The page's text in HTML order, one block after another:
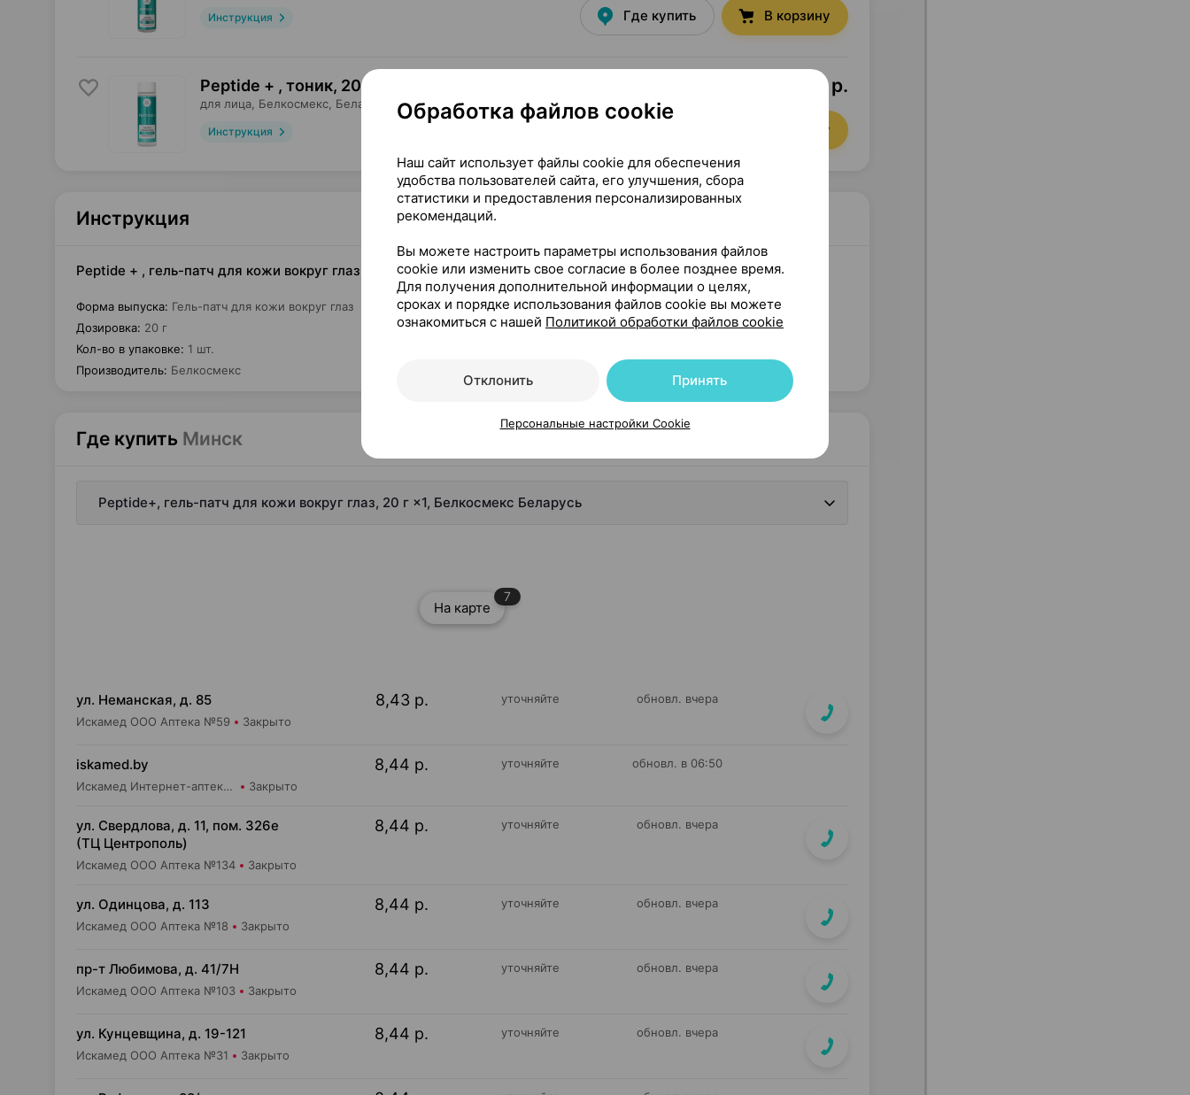
Инструкция Где купить В корзину
Peptide + , тоник, 200 мл
для лица, Белкосмекс , Беларусь •без рецепта
Инструкция
7,20 — 8,01 р.
В корзину
Инструкция
Peptide + , гель-патч для кожи вокруг глаз, 20 г ×1, Белкосмекс Беларусь
Форма выпуска: Гель-патч для кожи вокруг глаз
Дозировка: 20 г
Кол-во в упаковке: 1 шт.
Производитель: Белкосмекс
Где купить Минск
Peptide+, гель-патч для кожи вокруг глаз, 20 г ×1, Белкосмекс Беларусь
На карте
7
ул. Неманская, д. 85
Искамед ООО Аптека №59 Закрыто
8,43 р. уточняйте обновл. вчера
iskamed.by
Искамед Интернет-аптека Iskamed.by Закрыто
8,44 р. уточняйте обновл. в 06:50
ул. Свердлова, д. 11, пом. 326е
(ТЦ Центрополь)
Искамед ООО Аптека №134 Закрыто
8,44 р. уточняйте обновл. вчера
ул. Одинцова, д. 113
Искамед ООО Аптека №18 Закрыто
8,44 р. уточняйте обновл. вчера
пр-т Любимова, д. 41/7Н
Искамед ООО Аптека №103 Закрыто
8,44 р. уточняйте обновл. вчера
ул. Кунцевщина, д. 19-121
Искамед ООО Аптека №31 Закрыто
8,44 р. уточняйте обновл. вчера
Обработка файлов cookie
Наш сайт использует файлы cookie для обеспечения
удобства пользователей сайта, его улучшения, сбора
статистики и предоставления персонализированных
рекомендаций.
Вы можете настроить параметры использования файлов
cookie или изменить свое согласие в более позднее время.
Для получения дополнительной информации о целях,
сроках и порядке использования файлов cookie вы можете
ознакомиться с нашей Политикой обработки файлов cookie
Отклонить Принять
Персональные настройки Cookie